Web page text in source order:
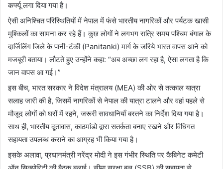
कर्फ्यू लगा दिया गया है।
ऐसी अनिश्चित परिस्थितियों में नेपाल में फंसे भारतीय नागरिकों और पर्यटक खासी
मुश्किलों का सामना कर रहे हैं। कुछ लोगों ने लगभग रात्रि समय पश्चिम बंगाल के
दार्जिलिंग जिले के पानी-टंकी (Panitanki) मार्ग के जरिये भारत वापस आने को
मजबूरी बताया। लौटते हुए उन्होंने कहा: “अब अच्छा लग रहा है, ऐसा लगता है कि
जान वापस आ गई।”
इस बीच, भारत सरकार ने विदेश मंत्रालय (MEA) की ओर से तत्काल यात्रा
सलाह जारी की है, जिसमें नागरिकों से नेपाल की यात्रा टालने और वहां पहले से
मौजूद लोगों को घरों में रहने, जरूरी सावधानियाँ बरतने का निर्देश दिया गया है।
साथ ही, भारतीय दूतावास, काठमांडो द्वारा सतर्कता बनाए रखने और विधिगत
सहायता उपलब्ध कराने का आग्रह भी किया गया है।
इसके अलावा, प्रधानमंत्री नरेंद्र मोदी ने इस गंभीर स्थिति पर कैबिनेट कमेटी